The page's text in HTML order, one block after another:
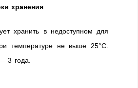
хранения
хранить в недоступном для
температуре не выше 25°С.
3 года.